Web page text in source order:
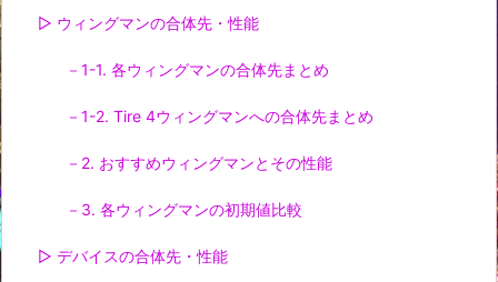
▷ ウィングマンの合体先・性能
－1-1. 各ウィングマンの合体先まとめ
－1-2. Tire 4ウィングマンへの合体先まとめ
－2. おすすめウィングマンとその性能
－3. 各ウィングマンの初期値比較
▷ デバイスの合体先・性能